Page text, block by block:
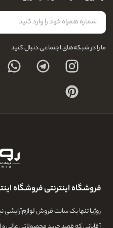
نحوه بازگشت کالا
درباره ما
لیست علاقه‌مندی
حساب کاربری
ما را در شبکه‌های اجتماعی دنبال کنید
فروشگاه اینترنتی فروشگاه
روژیا تنها یک سایت فروش لوازم‌آرایشی